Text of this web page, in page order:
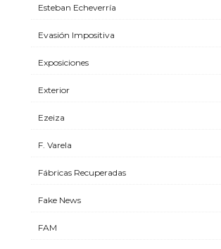
Esteban Echeverría
Evasión Impositiva
Exposiciones
Exterior
Ezeiza
F. Varela
Fábricas Recuperadas
Fake News
FAM